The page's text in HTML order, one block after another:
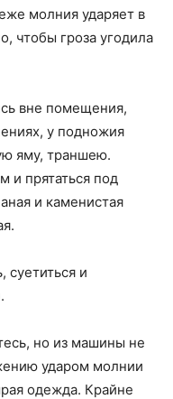
молния ударяет в
чтобы гроза угодила
вне помещения,
у подножия
яму, траншею.
и прятаться под
и каменистая
суетиться и
но из машины не
ударом молнии
одежда. Крайне